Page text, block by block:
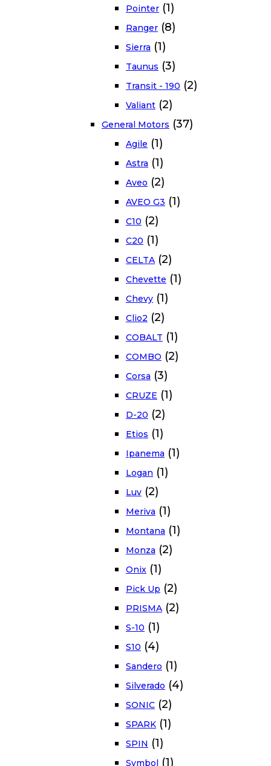
Pointer (1)
Ranger (8)
Sierra (1)
Taunus (3)
Transit - 190 (2)
Valiant (2)
General Motors (37)
Agile (1)
Astra (1)
Aveo (2)
AVEO G3 (1)
C10 (2)
C20 (1)
CELTA (2)
Chevette (1)
Chevy (1)
Clio2 (2)
COBALT (1)
COMBO (2)
Corsa (3)
CRUZE (1)
D-20 (2)
Etios (1)
Ipanema (1)
Logan (1)
Luv (2)
Meriva (1)
Montana (1)
Monza (2)
Onix (1)
Pick Up (2)
PRISMA (2)
S-10 (1)
S10 (4)
Sandero (1)
Silverado (4)
SONIC (2)
SPARK (1)
SPIN (1)
Symbol (1)